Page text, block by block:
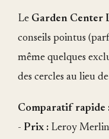
Le Garden Center
conseils pointus
même quelques
des cercles au lieu
Comparatif rapide
- Prix : Leroy